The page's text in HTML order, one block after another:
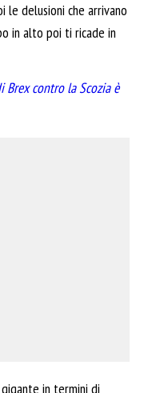
le delusioni che arrivano
in alto poi ti ricade in
contro la Scozia è
in termini di